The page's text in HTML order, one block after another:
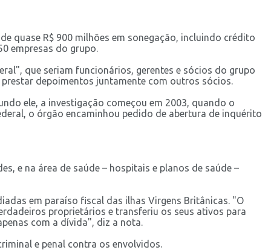
quase R$ 900 milhões em sonegação, incluindo crédito
empresas do grupo.
que seriam funcionários, gerentes e sócios do grupo
depoimentos juntamente com outros sócios.
ele, a investigação começou em 2003, quando o
o órgão encaminhou pedido de abertura de inquérito
e na área de saúde – hospitais e planos de saúde –
em paraíso fiscal das ilhas Virgens Britânicas. "O
proprietários e transferiu os seus ativos para
com a dívida", diz a nota.
e penal contra os envolvidos.